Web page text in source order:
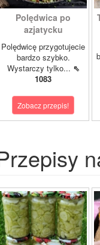
Polędwica po
azjatycku
Polędwicę przygotujecie
bardzo szybko.
Wystarczy tylko... ⇖
1083
Zobacz przepis!